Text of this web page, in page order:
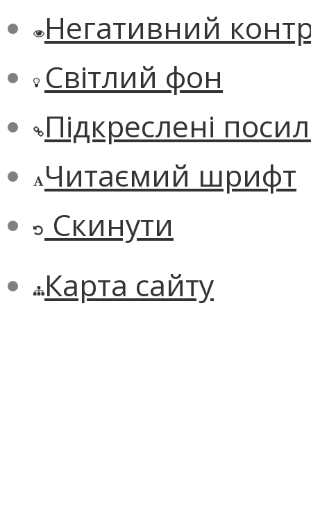
Негативний
Світлий фон
Підкреслені
Читаємий шрифт
Скинути
Карта сайту